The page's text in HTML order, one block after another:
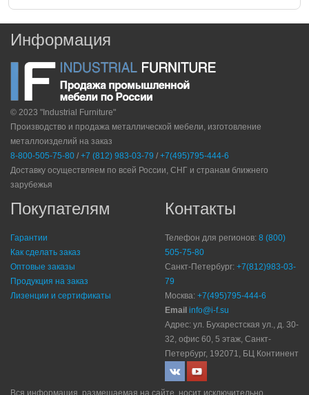
Информация
© 2023 "Industrial Furniture"
Производство и продажа металлической мебели, изготовление
металлоизделий на заказ
8-800-505-75-80 / +7 (812) 983-03-79 / +7(495)795-444-6
Доставку осуществляем по всей России, СНГ и странам ближнего
зарубежья
Покупателям
Гарантии
Как сделать заказ
Оптовые заказы
Продукция на заказ
Лизенции и сертификаты
Контакты
Телефон для регионов: 8 (800)
505-75-80
Санкт-Петербург: +7(812)983-03-
79
Москва: +7(495)795-444-6
Email info@i-f.su
Адрес: ул. Бухарестская ул., д. 30-
32, офис 60, 5 этаж, Санкт-
Петербург, 192071, БЦ Континент
Вся информация, размещаемая на сайте, носит исключительно